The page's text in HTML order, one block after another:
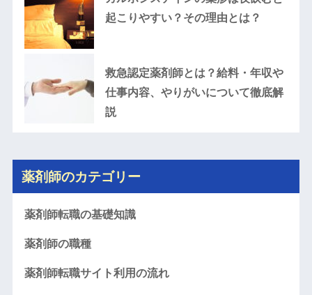
起こりやすい？その理由とは？
救急認定薬剤師とは？給料・年収や
仕事内容、やりがいについて徹底解
説
薬剤師のカテゴリー
薬剤師転職の基礎知識
薬剤師の職種
薬剤師転職サイト利用の流れ